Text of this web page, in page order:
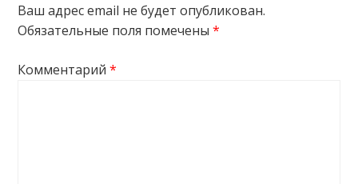
Ваш адрес email не будет опубликован.
Обязательные поля помечены*
Комментарий*